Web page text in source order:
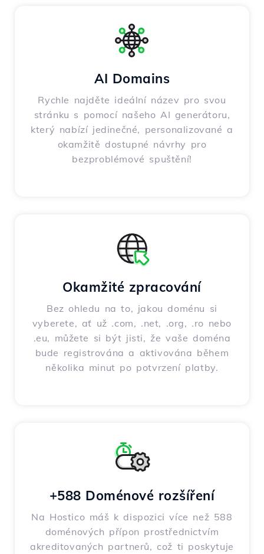
AI Domains
Rychle najděte ideální název pro svou
stránku s pomocí našeho AI generátoru,
který nabízí jedinečné, personalizované a
okamžitě dostupné návrhy pro
bezproblémové spuštění!
Okamžité zpracování
Bez ohledu na to, jakou doménu si
vyberete, ať už .com, .net, .org, .ro nebo
.eu, můžete si být jisti, že vaše doména
bude registrována a aktivována během
několika minut po potvrzení platby.
+588 Doménové rozšíření
Na Hostico máš k dispozici více než 588
doménových přípon prostřednictvím
akreditovaných partnerů, což ti poskytuje